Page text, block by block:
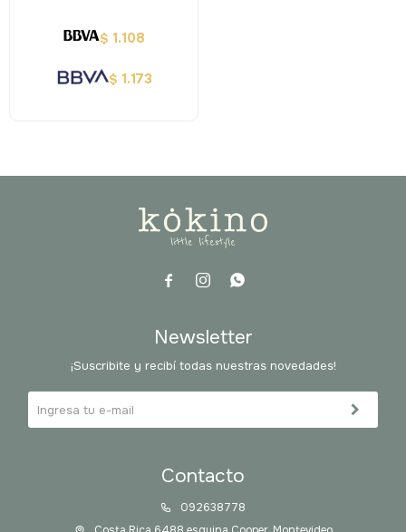
$ 1.108
$ 1.173
  
Contacto
092638778
Newsletter
¡Suscribite y recibí todas nuestras novedades!